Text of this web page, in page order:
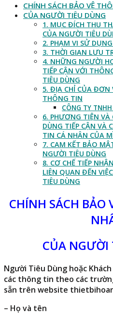
CHÍNH SÁCH BẢO VỆ
CỦA NGƯỜI TIÊU DÙNG
1. MỤC ĐÍCH THU
CỦA NGƯỜI TIÊU
2. PHẠM VI SỬ
3. THỜI GIAN LƯU
4. NHỮNG NGƯỜI
TIẾP CẬN VỚI
TIÊU DÙNG
5. ĐỊA CHỈ CỦA ĐƠN
THÔNG TIN
CÔNG TY
6. PHƯƠNG TIỆN
DÙNG TIẾP CẬN VÀ
TIN CÁ NHÂN CỦA
7. CAM KẾT BẢO
NGƯỜI TIÊU DÙNG
8. CƠ CHẾ TIẾP
LIÊN QUAN ĐẾN
TIÊU DÙNG
CHÍNH SÁCH BẢO
CỦA NGƯỜI
Người Tiêu Dùng hoặc
các thông tin theo các
sẵn trên website
– Họ và tên